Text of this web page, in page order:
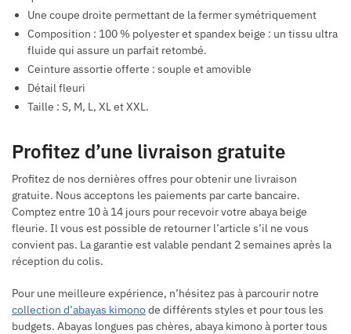
Une coupe droite permettant de la fermer symétriquement
Composition : 100 % polyester et spandex beige : un tissu ultra
fluide qui assure un parfait retombé.
Ceinture assortie offerte : souple et amovible
Détail fleuri
Taille : S, M, L, XL et XXL.
Profitez d’une livraison gratuite
Profitez de nos dernières offres pour obtenir une livraison
gratuite. Nous acceptons les paiements par carte bancaire.
Comptez entre 10 à 14 jours pour recevoir votre abaya beige
fleurie. Il vous est possible de retourner l’article s’il ne vous
convient pas. La garantie est valable pendant 2 semaines après la
réception du colis.
Pour une meilleure expérience, n’hésitez pas à parcourir notre
collection d’abayas kimonode différents styles et pour tous les
budgets. Abayas longues pas chères, abaya kimono à porter tous